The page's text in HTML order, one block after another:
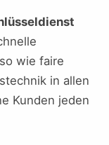
wie faire
in allen
Kunden jeden